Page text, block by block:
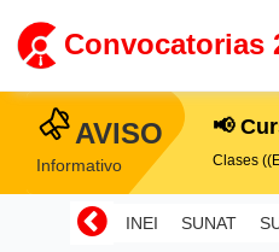
Convocatorias
AVISO
Informativo
📢
Clases
INEI SUNAT